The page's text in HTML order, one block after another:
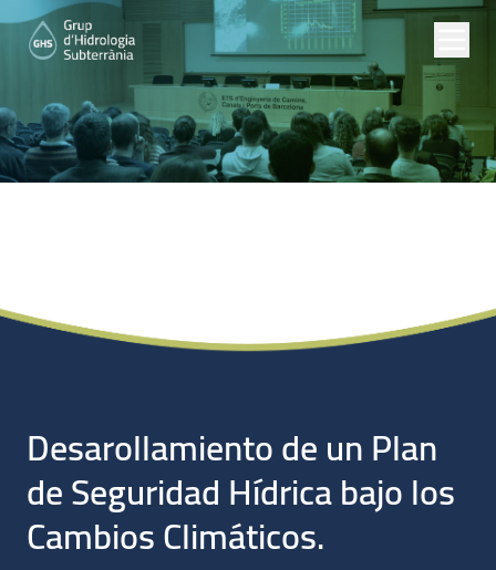
Desarollamiento de un Plan
de Seguridad Hídrica bajo los
Cambios Climáticos.